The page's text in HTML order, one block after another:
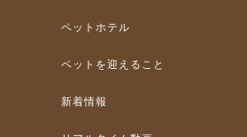
ペットホテル
ペットを迎えること
新着情報